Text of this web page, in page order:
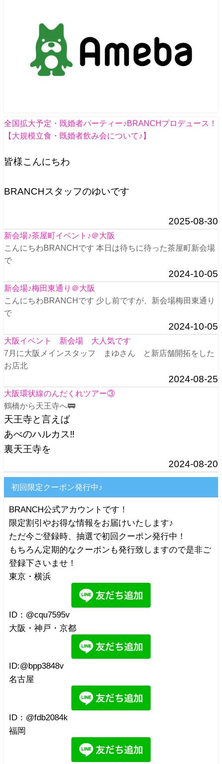
全国拡大予定・既婚者パーティー♪BRANCHプロデュース！
【大規模立食・既婚者飲み会について♪】
皆様こんにちわ
BRANCHスタッフのゆいです
2025-08-30
新会場♪茶屋町イベント♪＠大阪
こんにちわBRANCHです 本日は待ちに待った茶屋町新会場
で
2024-10-05
新会場♪梅田東通り＠大阪
こんにちわBRANCHです 少し前ですが、新会場梅田東通り
で
2024-10-05
大阪イベント 新会場 大人気です
7月に大阪メインスタッフ まゆさん と新店舗開拓をした
お店北
2024-08-25
大阪環状線のんだくれツアー③
鶴橋から天王寺へ🚃
天王寺と言えば
あべのハルカス‼️
裏天王寺を
2024-08-20
初回限定クーポン発行中♪
BRANCH公式アカウントです！
限定割引やお得な情報をお届けいたします♪
ただ今ご登録時、抽選で初回クーポン発行中！
もちろん定期的なクーポンも発行致しますので是非ご
登録下さいませ！
東京・横浜
ID：@cqu7595v
大阪・神戸・京都
ID:@bpp3848v
名古屋
ID：@fdb2084k
福岡